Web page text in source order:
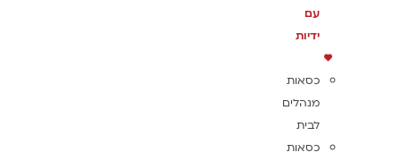
עם
ידיות
כסאות
מנהלים
לבית
כסאות